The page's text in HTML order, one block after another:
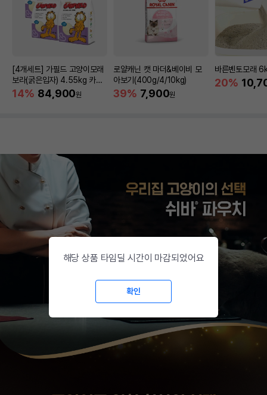
[4개세트] 가필드 고양이모래
보라(굵은입자) 4.55kg 카사
바모래
14% 84,900원
로얄캐닌 캣 마더&베이비 모
아보기(400g/4/10kg)
39% 7,900원
바른벤토모래
20%
해당 상품 타임딜 시간이 마감되었어요
확인